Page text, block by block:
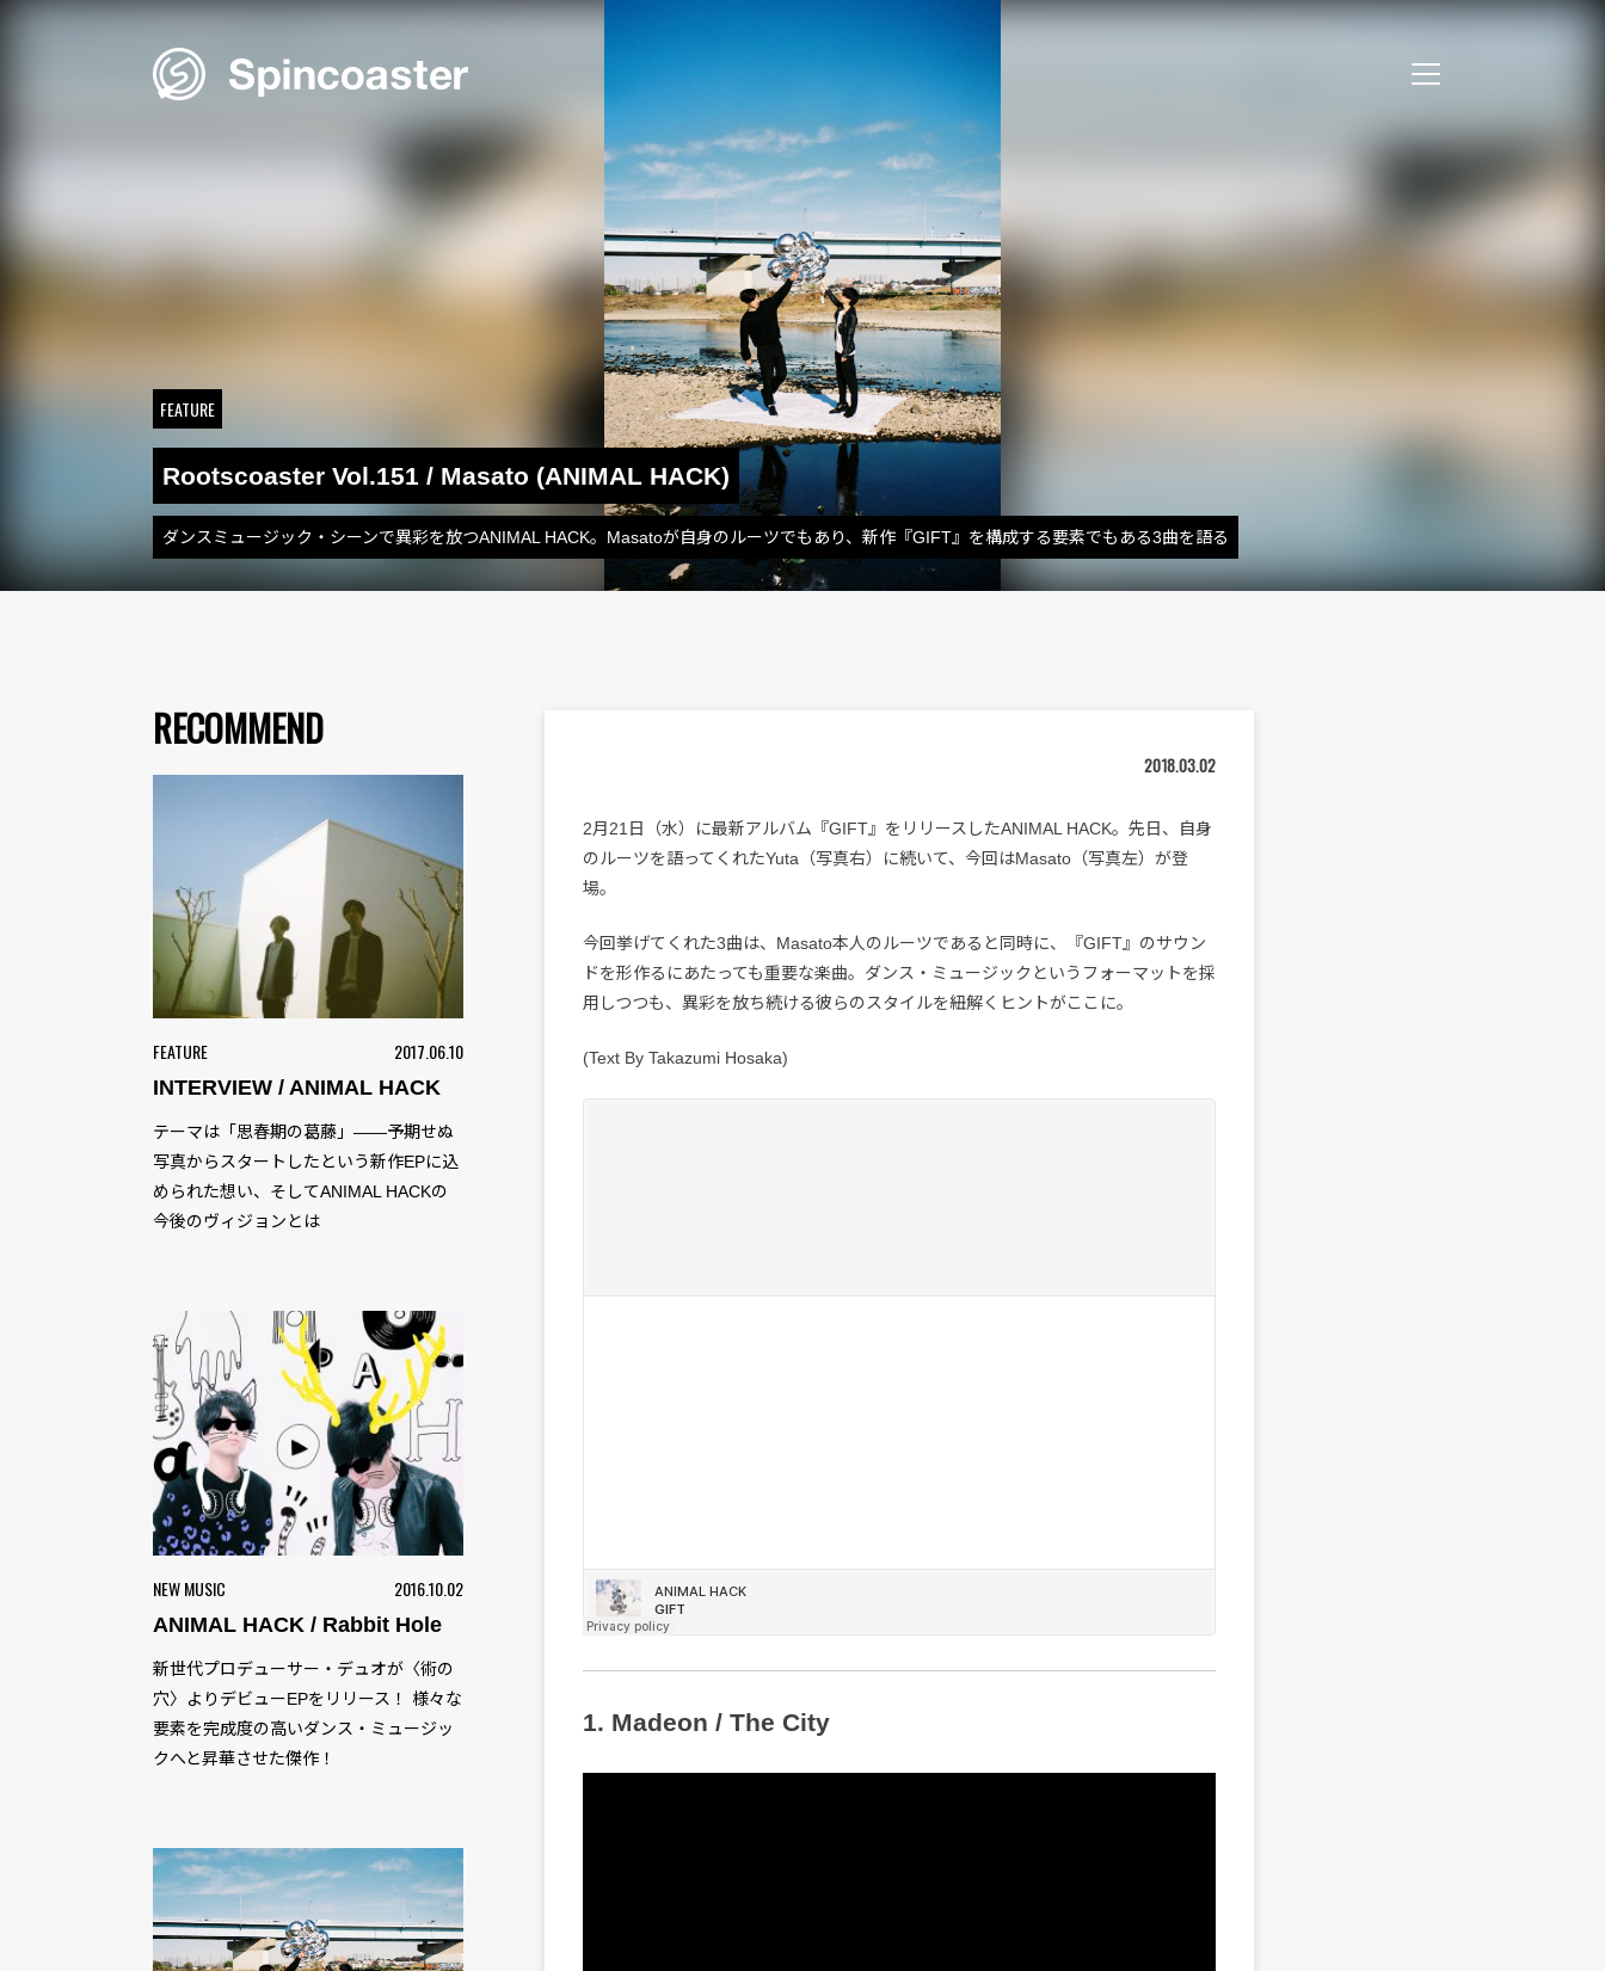
Skip
FEATURE
Rootscoaster Vol.151 / Masato (ANIMAL HACK)
ダンスミュージック・シーンで異彩を放つANIMAL HACK。Masatoが自身のルーツでもあり、新作『GIFT』を構成する要素でもある3曲を語る
RECOMMEND
FEATURE 2017.06.10
INTERVIEW / ANIMAL HACK
テーマは「思春期の葛藤」――予期せぬ
写真からスタートしたという新作EPに込
められた想い、そしてANIMAL HACKの
今後のヴィジョンとは
NEW MUSIC 2016.10.02
ANIMAL HACK / Rabbit Hole
新世代プロデューサー・デュオが〈術の
穴〉よりデビューEPをリリース！ 様々な
要素を完成度の高いダンス・ミュージッ
クへと昇華させた傑作！
2018.03.02
2月21日（水）に最新アルバム『GIFT』をリリースしたANIMAL HACK。先日、自身
のルーツを語ってくれたYuta（写真右）に続いて、今回はMasato（写真左）が登
場。
今回挙げてくれた3曲は、Masato本人のルーツであると同時に、『GIFT』のサウン
ドを形作るにあたっても重要な楽曲。ダンス・ミュージックというフォーマットを採
用しつつも、異彩を放ち続ける彼らのスタイルを紐解くヒントがここに。
(Text By Takazumi Hosaka)
1. Madeon / The City